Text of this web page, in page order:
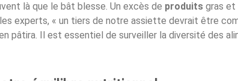
là que le bât blesse. Un excès de produits gras et
experts, « un tiers de notre assiette devrait être
pâtira. Il est essentiel de surveiller la diversité des